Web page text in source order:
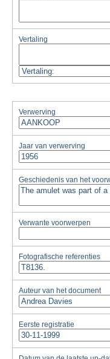
Vertaling
Verwerving
Jaar van verwerving
Geschiedenis van het
Verwante voorwerpen
Fotografische referenties
Auteur van het document
Eerste registratie